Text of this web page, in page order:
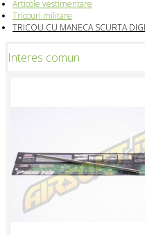
Articole vestimentare
Tricouri militare
TRICOU CU MANECA SCURTA
Interes comun